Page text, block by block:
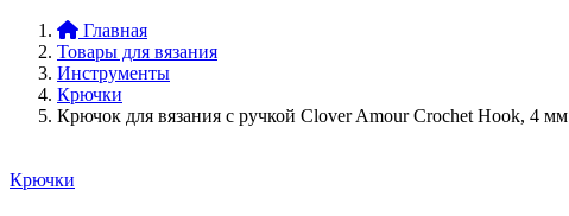
Главная
Товары для вязания
Инструменты
Крючки
Крючок для вязания с ручкой Clover Amour Crochet Hook, 4 мм
Крючки